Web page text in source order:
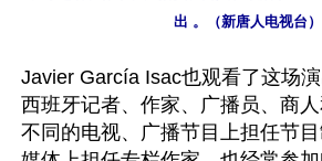
出 。（新唐人电视台）
Javier García Isac也观看了这场
西班牙记者、作家、广播员、商
不同的电视、广播节目上担任节